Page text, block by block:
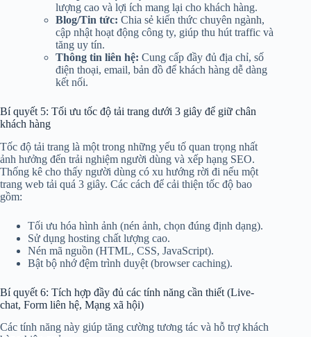
lượng cao và lợi ích mang lại cho khách hàng.
Blog/Tin tức: Chia sẻ kiến thức chuyên ngành,
cập nhật hoạt động công ty, giúp thu hút traffic và
tăng uy tín.
Thông tin liên hệ: Cung cấp đầy đủ địa chỉ, số
điện thoại, email, bản đồ để khách hàng dễ dàng
kết nối.
Bí quyết 5: Tối ưu tốc độ tải trang dưới 3 giây để giữ chân
khách hàng
Tốc độ tải trang là một trong những yếu tố quan trọng nhất
ảnh hưởng đến trải nghiệm người dùng và xếp hạng SEO.
Thống kê cho thấy người dùng có xu hướng rời đi nếu một
trang web tải quá 3 giây. Các cách để cải thiện tốc độ bao
gồm:
Tối ưu hóa hình ảnh (nén ảnh, chọn đúng định dạng).
Sử dụng hosting chất lượng cao.
Nén mã nguồn (HTML, CSS, JavaScript).
Bật bộ nhớ đệm trình duyệt (browser caching).
Bí quyết 6: Tích hợp đầy đủ các tính năng cần thiết (Live-
chat, Form liên hệ, Mạng xã hội)
Các tính năng này giúp tăng cường tương tác và hỗ trợ khách